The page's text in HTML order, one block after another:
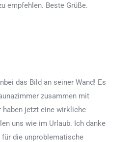
empfehlen. Beste Grüße.
das Bild an seiner Wand! Es
zusammen mit
haben jetzt eine wirkliche
uns wie im Urlaub. Ich danke
für die unproblematische